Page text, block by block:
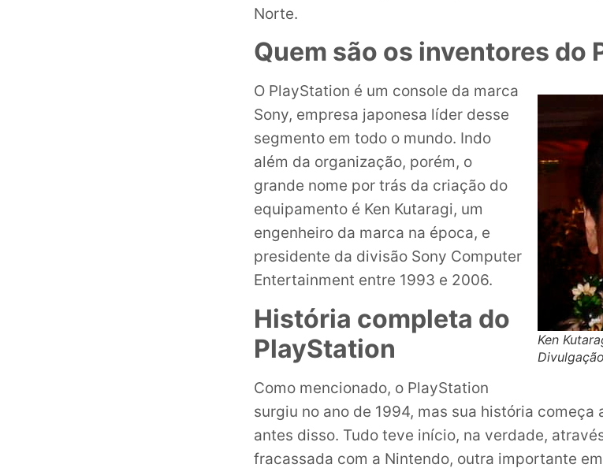
Norte.
Quem são os inventores do
Ken
Divulgação
O PlayStation é um console da marca
Sony, empresa japonesa líder desse
segmento em todo o mundo. Indo
além da organização, porém, o
grande nome por trás da criação do
equipamento é Ken Kutaragi, um
engenheiro da marca na época, e
presidente da divisão Sony Computer
Entertainment entre 1993 e 2006.
História completa do
PlayStation
Como mencionado, o PlayStation
surgiu no ano de 1994, mas sua história começa
antes disso. Tudo teve início, na verdade,
fracassada com a Nintendo, outra importante